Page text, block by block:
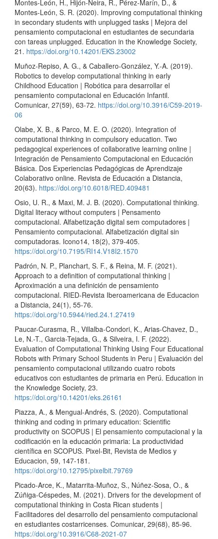
Montes-León, H., Hijón-Neira, R., Pérez-Marín, D., &
Montes-León, S. R. (2020). Improving computational thinking
in secondary students with unplugged tasks | Mejora del
pensamiento computacional en estudiantes de secundaria
con tareas unplugged. Education in the Knowledge Society,
21. https://doi.org/10.14201/EKS.23002
Muñoz-Repiso, A. G., & Caballero-González, Y.-A. (2019).
Robotics to develop computational thinking in early
Childhood Education | Robótica para desarrollar el
pensamiento computacional en Educación Infantil.
Comunicar, 27(59), 63-72. https://doi.org/10.3916/C59-2019-
06
Olabe, X. B., & Parco, M. E. O. (2020). Integration of
computational thinking in compulsory education. Two
pedagogical experiences of collaborative learning online |
Integración de Pensamiento Computacional en Educación
Básica. Dos Experiencias Pedagógicas de Aprendizaje
Colaborativo online. Revista de Educación a Distancia,
20(63). https://doi.org/10.6018/RED.409481
Osio, U. R., & Maxi, M. J. B. (2020). Computational thinking.
Digital literacy without computers | Pensamento
computacional. Alfabetização digital sem computadores |
Pensamiento computacional. Alfabetización digital sin
computadoras. Icono14, 18(2), 379-405.
https://doi.org/10.7195/RI14.V18I2.1570
Padrón, N. P., Planchart, S. F., & Reina, M. F. (2021).
Approach to a definition of computational thinking |
Aproximación a una definición de pensamiento
computacional. RIED-Revista Iberoamericana de Educacion
a Distancia, 24(1), 55-76.
https://doi.org/10.5944/ried.24.1.27419
Paucar-Curasma, R., Villalba-Condori, K., Arias-Chavez, D.,
Le, N.-T., Garcia-Tejada, G., & Silveira, I. F. (2022).
Evaluation of Computational Thinking Using Four Educational
Robots with Primary School Students in Peru | Evaluación del
pensamiento computacional utilizando cuatro robots
educativos con estudiantes de primaria en Perú. Education in
the Knowledge Society, 23.
https://doi.org/10.14201/eks.26161
Piazza, A., & Mengual-Andrés, S. (2020). Computational
thinking and coding in primary education: Scientific
productivity on SCOPUS | El pensamiento computacional y la
codificación en la educación primaria: La productividad
científica en SCOPUS. Pixel-Bit, Revista de Medios y
Educacion, 59, 147-181.
https://doi.org/10.12795/pixelbit.79769
Picado-Arce, K., Matarrita-Muñoz, S., Núñez-Sosa, O., &
Zúñiga-Céspedes, M. (2021). Drivers for the development of
computational thinking in Costa Rican students |
Facilitadores del desarrollo del pensamiento computacional
en estudiantes costarricenses. Comunicar, 29(68), 85-96.
https://doi.org/10.3916/C68-2021-07